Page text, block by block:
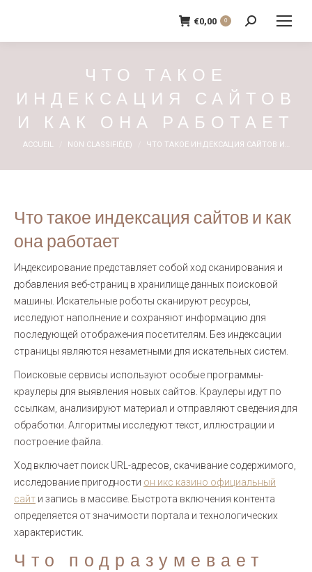
€0,00 0
Recherche
:
ЧТО ТАКОЕ
ИНДЕКСАЦИЯ САЙТОВ
И КАК ОНА РАБОТАЕТ
Vous êtes ici :
ACCUEIL NON CLASSIFIÉ(E) ЧТО ТАКОЕ ИНДЕКСАЦИЯ САЙТОВ И…
Что такое индексация сайтов и как
она работает
Индексирование представляет собой ход сканирования и
добавления веб-страниц в хранилище данных поисковой
машины. Искательные роботы сканируют ресурсы,
исследуют наполнение и сохраняют информацию для
последующей отображения посетителям. Без индексации
страницы являются незаметными для искательных систем.
Поисковые сервисы используют особые программы-
краулеры для выявления новых сайтов. Краулеры идут по
ссылкам, анализируют материал и отправляют сведения для
обработки. Алгоритмы исследуют текст, иллюстрации и
построение файла.
Ход включает поиск URL-адресов, скачивание содержимого,
исследование пригодности он икс казино официальный
сайт и запись в массиве. Быстрота включения контента
определяется от значимости портала и технологических
характеристик.
Что подразумевает